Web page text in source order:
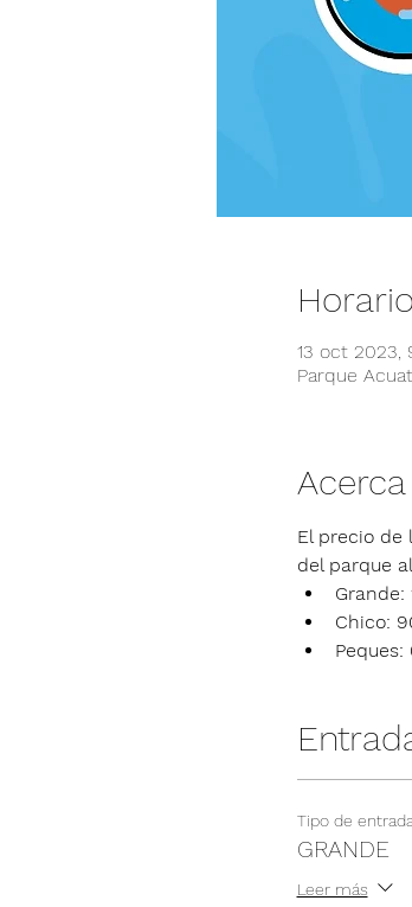
13 oct 2023,
Parque
El precio de
del parque
Grande:
Chico:
Tipo de entrada
GRANDE
Leer más